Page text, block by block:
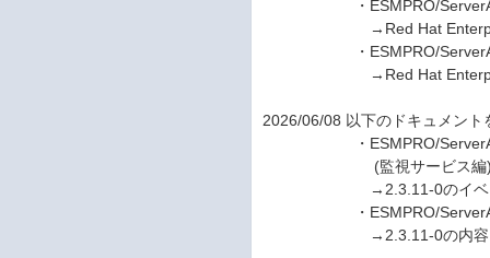
・ESMPRO/
→Red Hat Enterprise
・ESMPRO/ServerAgent
→Red Hat Enterprise
2026/06/08 以下のドキュメント
・ESMPRO/
(監視サービス編)と
→2.3.11-0のイベン
・ESMPRO/
→2.3.11-0の内容を